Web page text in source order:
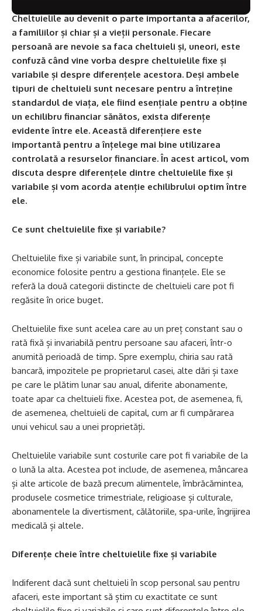
Cheltuielile au devenit o parte importanta a afacerilor,
a familiilor și chiar și a vieții personale. Fiecare
persoană are nevoie sa faca cheltuieli și, uneori, este
confuză când vine vorba despre cheltuielile fixe și
variabile și despre diferențele acestora. Deși ambele
tipuri de cheltuieli sunt necesare pentru a întreține
standardul de viața, ele fiind esențiale pentru a obține
un echilibru financiar sănătos, exista diferențe
evidente între ele. Această diferențiere este
importantă pentru a înțelege mai bine utilizarea
controlată a resurselor financiare. În acest articol, vom
discuta despre diferențele dintre cheltuielile fixe și
variabile și vom acorda atenție echilibrului optim între
ele.
Ce sunt cheltuielile fixe și variabile?
Cheltuielile fixe și variabile sunt, în principal, concepte
economice folosite pentru a gestiona finanțele. Ele se
referă la două categorii distincte de cheltuieli care pot fi
regăsite în orice buget.
Cheltuielile fixe sunt acelea care au un preț constant sau o
rată fixă și invariabilă pentru persoane sau afaceri, într-o
anumită perioadă de timp. Spre exemplu, chiria sau rată
bancară, impozitele pe proprietarul casei, alte dări și taxe
pe care le plătim lunar sau anual, diferite abonamente,
toate apar ca cheltuieli fixe. Acestea pot, de asemenea, fi,
de asemenea, cheltuieli de capital, cum ar fi cumpărarea
unui vehicul sau a unei proprietăți.
Cheltuielile variabile sunt costurile care pot fi variabile de la
o lună la alta. Acestea pot include, de asemenea, mâncarea
și alte articole de bază precum alimentele, îmbrăcămintea,
produsele cosmetice trimestriale, religioase și culturale,
abonamentele la divertisment, călătoriile, spa-urile, îngrijirea
medicală și altele.
Diferențe cheie între cheltuielile fixe și variabile
Indiferent dacă sunt cheltuieli în scop personal sau pentru
afaceri, este important să știm cu exactitate ce sunt